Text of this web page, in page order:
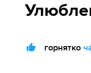
горнятко